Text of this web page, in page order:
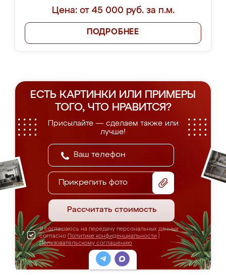
Цена: от 45 000 руб. за п.м.
ПОДРОБНЕЕ
ЕСТЬ КАРТИНКИ ИЛИ ПРИМЕРЫ
ТОГО, ЧТО НРАВИТСЯ?
Присылайте — сделаем также или
лучше!
Прикрепить фото
Рассчитать стоимость
Я соглашаюсь на передачу персональных данных
согласно Политике конфиденциальности
Пользовательскому соглашению